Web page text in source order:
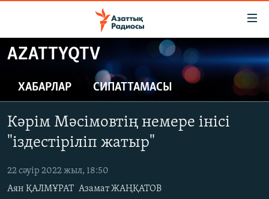
Skip
to
content
to
main
Navigation
Skip
ЖАҢАЛЫҚТАР
САЯСАТ
ҚАҢТАР ОҚИҒАСЫ
АДАМ ҚҰҚЫҚТАРЫ
ӘЛЕУМЕТ
ӘЛЕМ
AZATTYQTV
ХАБАРЛАР СИПАТТАМАСЫ
Кәрім Мәсімовтің немере інісі
"іздестіріліп жатыр"
22 сәуір 2022 жыл, 18:50
Аян ҚАЛМҰРАТ Азамат ЖАҢҚАТОВ